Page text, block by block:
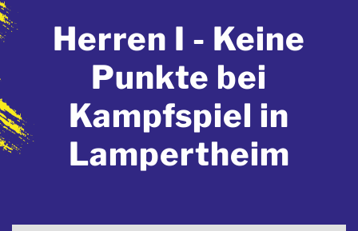
Herren I - Keine
Punkte bei
Kampfspiel in
Lampertheim